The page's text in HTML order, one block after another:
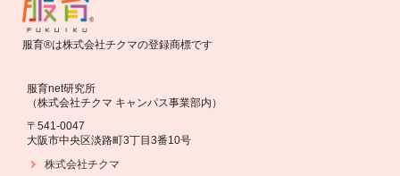
服育®は株式会社チクマの登録商標です
服育net研究所
（株式会社チクマ キャンパス事業部内）
〒541-0047
大阪市中央区淡路町3丁目3番10号
株式会社チクマ